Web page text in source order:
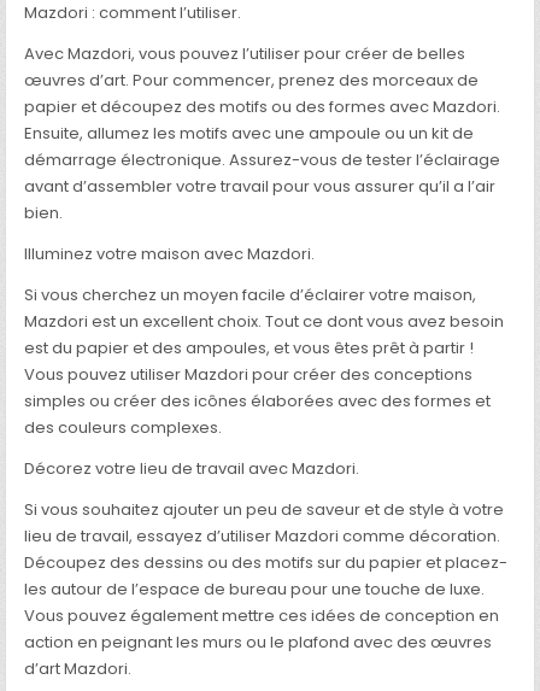
Mazdori : comment l’utiliser.
Avec Mazdori, vous pouvez l’utiliser pour créer de belles
œuvres d’art. Pour commencer, prenez des morceaux de
papier et découpez des motifs ou des formes avec Mazdori.
Ensuite, allumez les motifs avec une ampoule ou un kit de
démarrage électronique. Assurez-vous de tester l’éclairage
avant d’assembler votre travail pour vous assurer qu’il a l’air
bien.
Illuminez votre maison avec Mazdori.
Si vous cherchez un moyen facile d’éclairer votre maison,
Mazdori est un excellent choix. Tout ce dont vous avez besoin
est du papier et des ampoules, et vous êtes prêt à partir !
Vous pouvez utiliser Mazdori pour créer des conceptions
simples ou créer des icônes élaborées avec des formes et
des couleurs complexes.
Décorez votre lieu de travail avec Mazdori.
Si vous souhaitez ajouter un peu de saveur et de style à votre
lieu de travail, essayez d’utiliser Mazdori comme décoration.
Découpez des dessins ou des motifs sur du papier et placez-
les autour de l’espace de bureau pour une touche de luxe.
Vous pouvez également mettre ces idées de conception en
action en peignant les murs ou le plafond avec des œuvres
d’art Mazdori.